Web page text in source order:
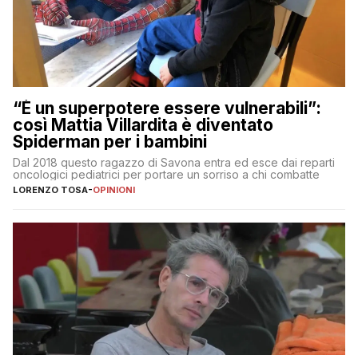
“È un superpotere essere vulnerabili”:
così Mattia Villardita è diventato
Spiderman per i bambini
Dal 2018 questo ragazzo di Savona entra ed esce dai reparti
oncologici pediatrici per portare un sorriso a chi combatte
LORENZO TOSA-OPINIONI